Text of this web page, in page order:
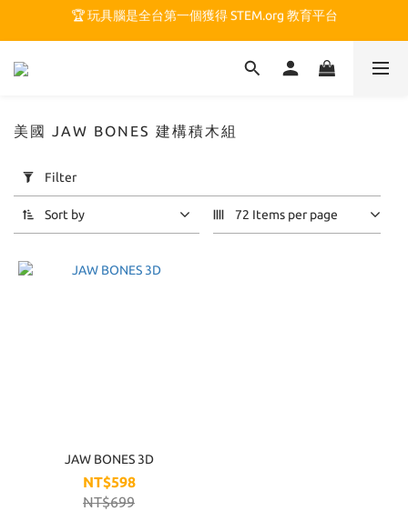
🏆 玩具腦是全台第一個獲得 STEM.org 教育平台
🏆 玩具腦是全台第一個獲得 STEM.org 教育平台
Filter
(0/20)
Range
JAW
BONES
美國 JAW BONES 建構積木組
Filter
Sort by 72 Items per page
JAW BONES 3D
NT$598
NT$699